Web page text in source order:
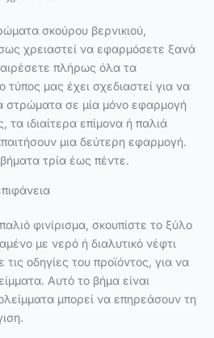
σκούρου βερνικιού,
χρειαστεί να εφαρμόσετε ξανά
πλήρως όλα τα
μας έχει σχεδιαστεί για να
στρώματα σε μία μόνο εφαρμογή
ιδιαίτερα επίμονα ή παλιά
μια δεύτερη εφαρμογή.
τρία έως πέντε.
φινίρισμα, σκουπίστε το ξύλο
με νερό ή διαλυτικό νέφτι
οδηγίες του προϊόντος, για να
Αυτό το βήμα είναι
μπορεί να επηρεάσουν τη